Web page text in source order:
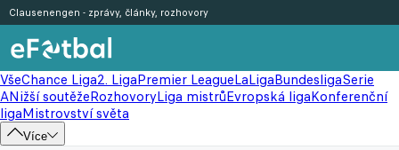
VšeChance Liga2. LigaPremier LeagueLaLigaBundesligaSerie
ANižší soutěžeRozhovoryLiga mistrůEvropská ligaKonferenční
ligaMistrovství světa
Více
Clausenengen - zprávy, články, rozhovory